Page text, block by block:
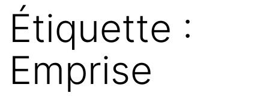
Étiquette :
Emprise